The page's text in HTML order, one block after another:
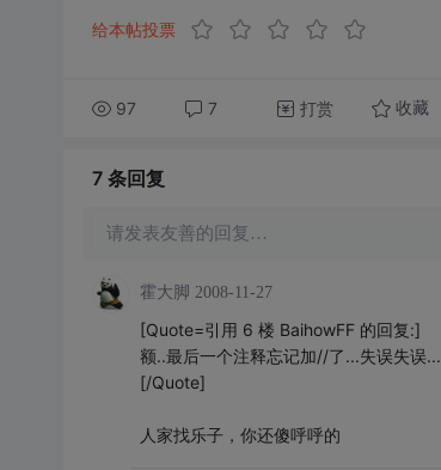
给本帖投票
97 7 打赏 收藏
7 条回复
请发表友善的回复…
霍大脚 2008-11-27
[Quote=引用 6 楼 BaihowFF 的回复:]
额..最后一个注释忘记加//了...失误失误...
[/Quote]
人家找乐子，你还傻呼呼的